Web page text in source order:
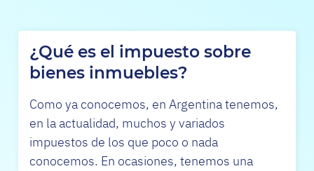
¿Qué es el impuesto sobre
bienes inmuebles?
Como ya conocemos, en Argentina tenemos,
en la actualidad, muchos y variados
impuestos de los que poco o nada
conocemos. En ocasiones, tenemos una